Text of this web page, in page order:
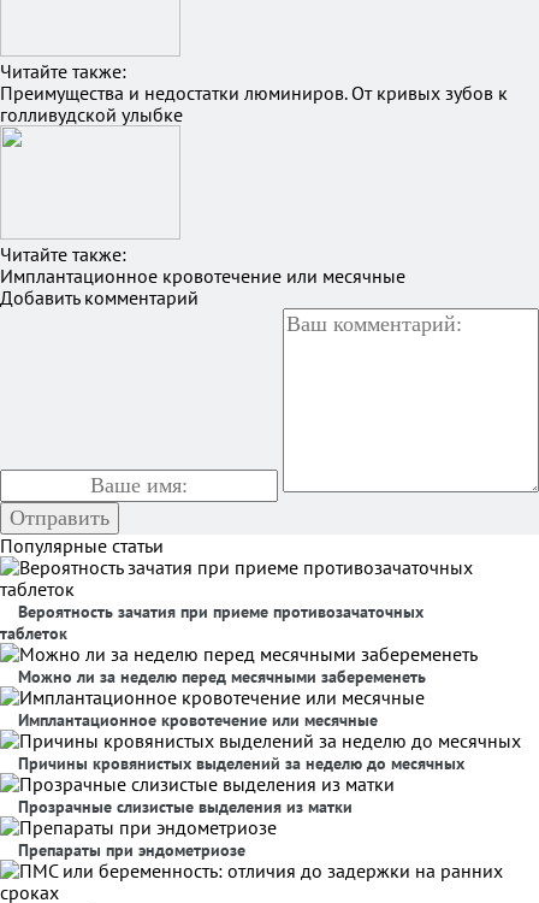
Читайте также:
Преимущества и недостатки люминиров. От кривых зубов к
голливудской улыбке
Читайте также:
Имплантационное кровотечение или месячные
Добавить комментарий
Популярные статьи
Вероятность зачатия при приеме противозачаточных
таблеток
Можно ли за неделю перед месячными забеременеть
Имплантационное кровотечение или месячные
Причины кровянистых выделений за неделю до месячных
Прозрачные слизистые выделения из матки
Препараты при эндометриозе